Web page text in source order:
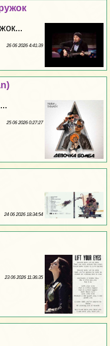
26 06 2026 4:41:39
25 06 2026 0:27:27
24 06 2026 18:34:54
23 06 2026 11:36:35